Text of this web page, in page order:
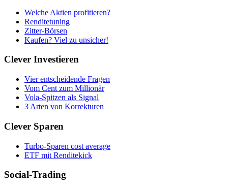
Welche Aktien profitieren?
Renditetuning
Zitter-Börsen
Kaufen? Viel zu unsicher!
Clever Investieren
Vier entscheidende Fragen
Vom Cent zum Millionär
Vola-Spitzen als Signal
3 Arten von Korrekturen
Clever Sparen
Turbo-Sparen cost average
ETF mit Renditekick
Social-Trading